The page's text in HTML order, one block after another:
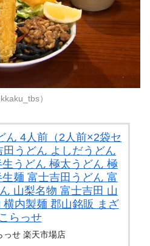
）
ん 4人前（2人前×2袋セ
田うどん よしだうどん
生うどん 極太うどん 極
麺 富士吉田うどん 富
山梨名物 富士吉田 山
内製麺 郡山銘販 まざ
らっせ
っせ 楽天市場店